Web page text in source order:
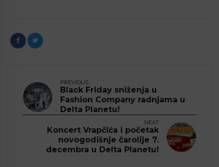
PREVIOUS
Black Friday sniženja u
Fashion Company radnjama u
Delta Planetu!
NEXT
Koncert Vrapčića i početak
novogodišnje čarolije 7.
decembra u Delta Planetu!